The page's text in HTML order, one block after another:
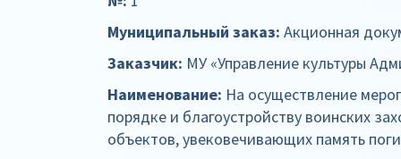
Муниципальный заказ: Акционная
Заказчик: МУ «Управление культуры
Наименование: На осуществление
порядке и благоустройству воинских
объектов, увековечивающих память